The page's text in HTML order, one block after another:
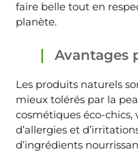
faire belle tout en
planète.
Avantages
Les produits naturels
mieux tolérés par la
cosmétiques éco-chics,
d’allergies et
d’ingrédients